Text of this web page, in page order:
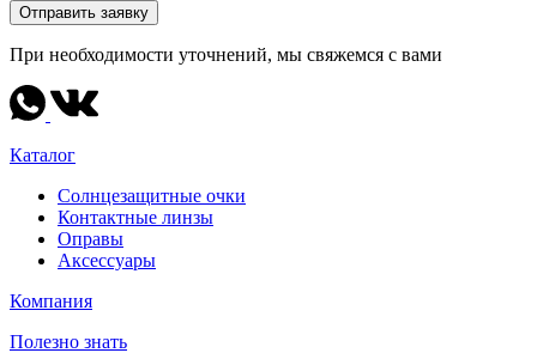
Отправить заявку
При необходимости уточнений, мы свяжемся с вами
Каталог
Солнцезащитные очки
Контактные линзы
Оправы
Аксессуары
Компания
Полезно знать